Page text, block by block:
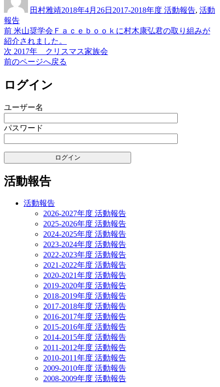
者田村雅靖日:
2018年4月26日ゴ
ー
2017-2018年度 活動報告, 活動
報告
投
稿
ナ
ビ
ー
シ
ョ
ン
前 前
の
投
稿:
米山奨学会Ｆａｃｅｂｏｏｋに村木康弘君の取り組みが
紹介されました。
次 次
の
稿:
2017年 クリスマス家族会
前のページへ戻る
ログイン
ユーザー名
パスワード
活動報告
活動報告
2026-2027年度 活動報告
2025-2026年度 活動報告
2024-2025年度 活動報告
2023-2024年度 活動報告
2022-2023年度 活動報告
2021-2022年度 活動報告
2020-2021年度 活動報告
2019-2020年度 活動報告
2018-2019年度 活動報告
2017-2018年度 活動報告
2016-2017年度 活動報告
2015-2016年度 活動報告
2014-2015年度 活動報告
2011-2012年度 活動報告
2010-2011年度 活動報告
2009-2010年度 活動報告
2008-2009年度 活動報告